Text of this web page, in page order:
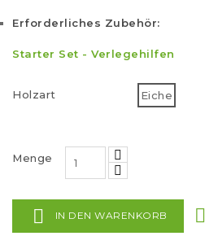
Erforderliches Zubehör:
Starter Set - Verlegehilfen
Holzart Eiche
Menge
 IN DEN WARENKORB 